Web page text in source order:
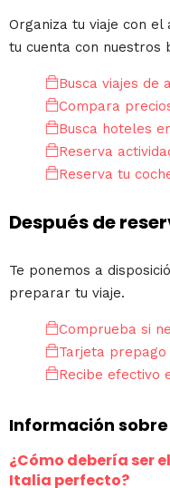
Organiza tu viaje con
tu cuenta con nuestros
Busca viajes de
Compara
Busca hoteles
Reserva
Reserva tu
Después de
Te ponemos a
preparar tu viaje.
Comprueba si
Tarjeta
Recibe efectivo
Información
¿Cómo debería ser
Italia perfecto?